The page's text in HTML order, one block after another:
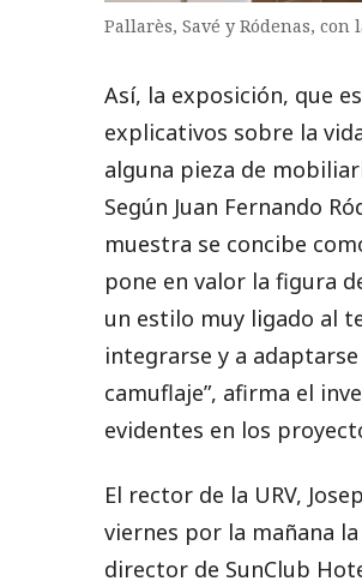
Pallarès, Savé y Ródenas, con
Así, la exposición, que
explicativos sobre la
alguna pieza de
Según Juan Fernando
muestra se concibe
pone en valor la figura
un estilo muy ligado al
integrarse y a
camuflaje”, afirma el
evidentes en los
El rector de la URV,
viernes por la mañana
director de SunClub